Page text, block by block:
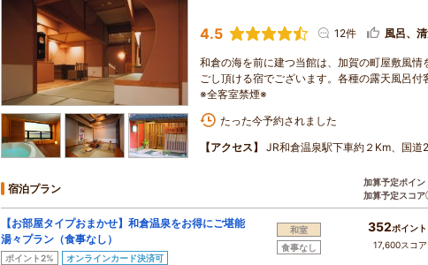
4.5 12件 風呂、
和倉の海を前に建つ当館は、加賀の町屋敷風
ごし頂ける宿でございます。各種の露天風呂付
※全客室禁煙※
たった今予約されました
【アクセス】
JR和倉温泉駅下車約２Km、国
宿泊プラン
加算予定ポイン
加算予定スコア
【お部屋タイプおまかせ】和倉温泉をお得にご堪能
湯々プラン（食事なし）
ポイント2% オンラインカード決済可
和室
食事なし
352ポイン
17,600スコア